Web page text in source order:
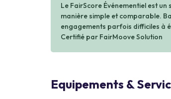
Le FairScore Événementiel est un
manière simple et comparable.
engagements parfois difficiles à
Certifié par FairMoove Solution
Equipements &